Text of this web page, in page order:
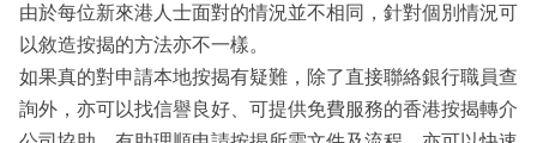
由於每位新來港人士面對的情況並不相同，針對個別情況可
以敘造按揭的方法亦不一樣。
如果真的對申請本地按揭有疑難，除了直接聯絡銀行職員查
詢外，亦可以找信譽良好、可提供免費服務的香港按揭轉介